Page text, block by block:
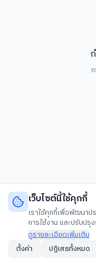
เว็บไซต์นี้ใช้คุกกี้
เราใช้คุกกี้เพื่อพัฒนา
การใช้งาน และปรับปรุ
ดูรายละเอียดเพิ่มเติม
ตั้งค่า
ปฏิเสธทั้งหมด